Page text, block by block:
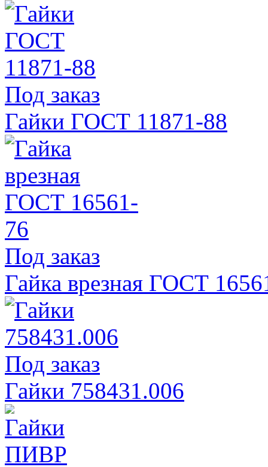
Под заказ
Гайки ГОСТ 11871-88
Под заказ
Гайка врезная ГОСТ
Под заказ
Гайки 758431.006